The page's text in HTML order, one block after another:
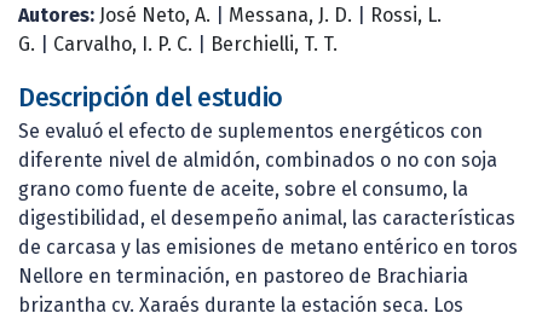
Autores: José Neto, A. Messana, J. D.
Rossi, L.
G.
Carvalho, I. P. C. Berchielli, T. T.
Descripción del estudio
Se evaluó el efecto de suplementos energéticos con
diferente nivel de almidón, combinados o no con soja
grano como fuente de aceite, sobre el consumo, la
digestibilidad, el desempeño animal, las características
de carcasa y las emisiones de metano entérico en toros
Nellore en terminación, en pastoreo de Brachiaria
brizantha cv. Xaraés durante la estación seca. Los